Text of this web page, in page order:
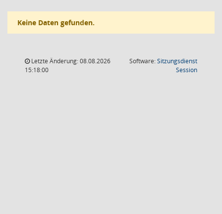
Keine Daten gefunden.
Letzte Änderung: 08.08.2026
15:18:00
Software:Sitzungsdienst
Session(Wird in